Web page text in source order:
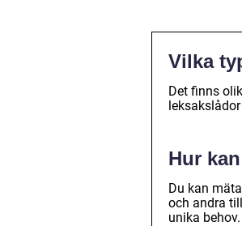
Vilka
Det finns
Hur
Du kan
och andra
unika behov.